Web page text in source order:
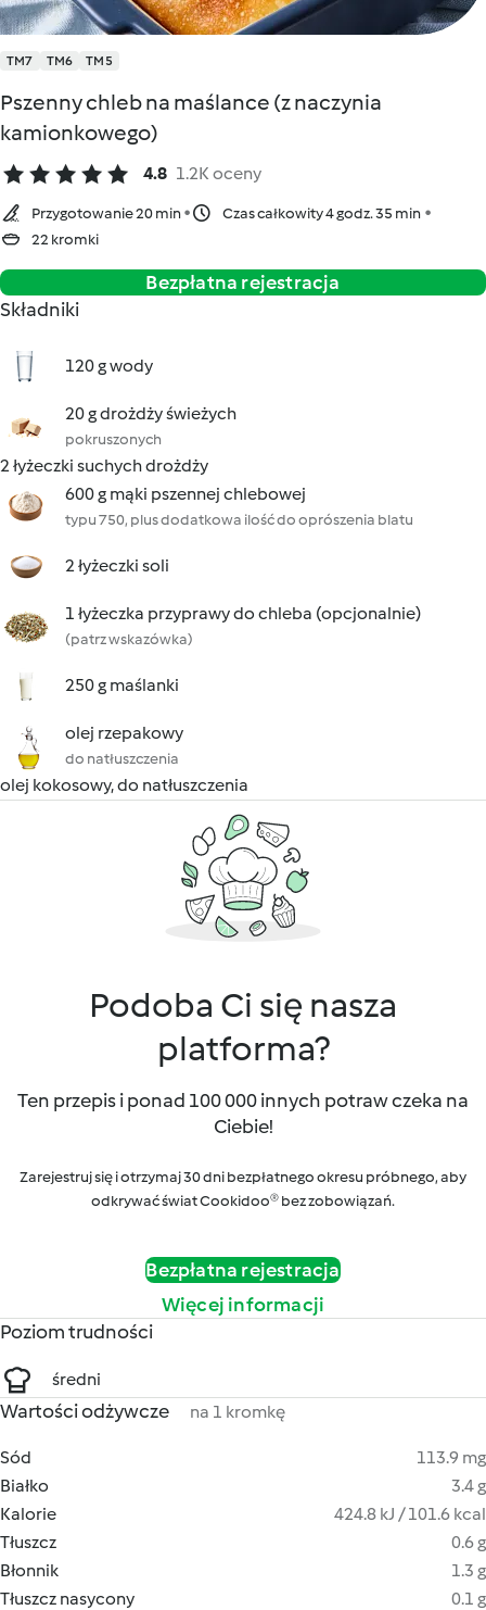
TM7 TM6 TM5
Pszenny chleb na maślance (z naczynia
kamionkowego)
4.8 1.2K oceny
Przygotowanie 20 min
Czas całkowity 4 godz. 35 min
22 kromki
Bezpłatna rejestracja
Składniki
120 g wody
20 g drożdży świeżych
pokruszonych
2 łyżeczki suchych drożdży
600 g mąki pszennej chlebowej
typu 750, plus dodatkowa ilość do oprószenia blatu
2 łyżeczki soli
1 łyżeczka przyprawy do chleba (opcjonalnie)
(patrz wskazówka)
250 g maślanki
olej rzepakowy
do natłuszczenia
olej kokosowy, do natłuszczenia
Podoba Ci się nasza
platforma?
Ten przepis i ponad 100 000 innych potraw czeka na
Ciebie!
Zarejestruj się i otrzymaj 30 dni bezpłatnego okresu próbnego, aby
odkrywać świat Cookidoo® bez zobowiązań.
Bezpłatna rejestracja
Więcej informacji
Poziom trudności
średni
Wartości odżywcze na 1 kromkę
Sód
113.9 mg
Białko
3.4 g
Kalorie
424.8 kJ / 101.6 kcal
Tłuszcz
0.6 g
Błonnik
1.3 g
Tłuszcz nasycony
0.1 g